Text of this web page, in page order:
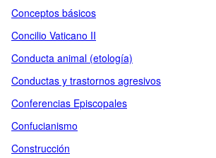
Conceptos básicos
Concilio Vaticano II
Conducta animal (etología)
Conductas y trastornos agresivos
Conferencias Episcopales
Confucianismo
Construcción